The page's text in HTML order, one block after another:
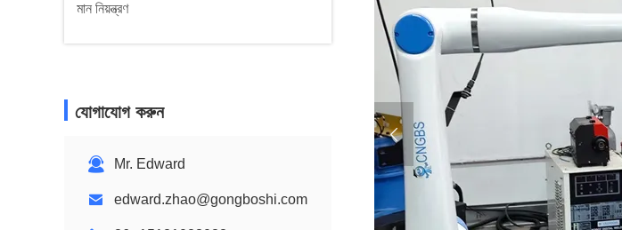
মান নিয়ন্ত্রণ
যোগাযোগ করুন
Mr. Edward
edward.zhao@gongboshi.com